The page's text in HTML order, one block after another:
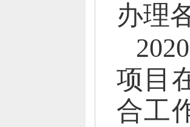
办理
项目
合工